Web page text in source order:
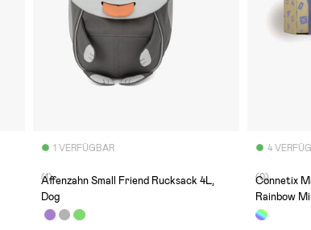
1 VERFÜGBAR
(1)
Affenzahn Small Friend Rucksack 4L,
Dog
4
(0)
Connetix
Rainbow